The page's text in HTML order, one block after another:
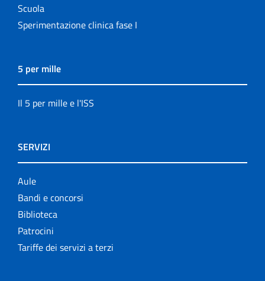
Scuola
Sperimentazione clinica fase I
5 per mille
Il 5 per mille e l'ISS
SERVIZI
Aule
Bandi e concorsi
Biblioteca
Patrocini
Tariffe dei servizi a terzi